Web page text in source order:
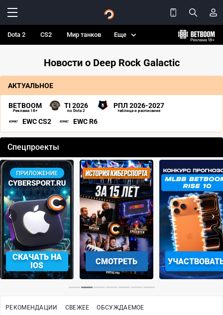
Dota 2 CS2 Мир танков Еще
Новости о Deep Rock Galactic
АКТУАЛЬНОЕ
BETBOOM
Реклама 18+
TI 2026
по Dota 2
РПЛ 2026-2027
таблица и расписание
EWC CS2 EWC R6
Спецпроекты
СМОТРЕТЬ УЧАСТВОВАТЬ ЗАБРАТЬ
‹ ›
РЕКОМЕНДАЦИИ СВЕЖЕЕ ОБСУЖДАЕМОЕ